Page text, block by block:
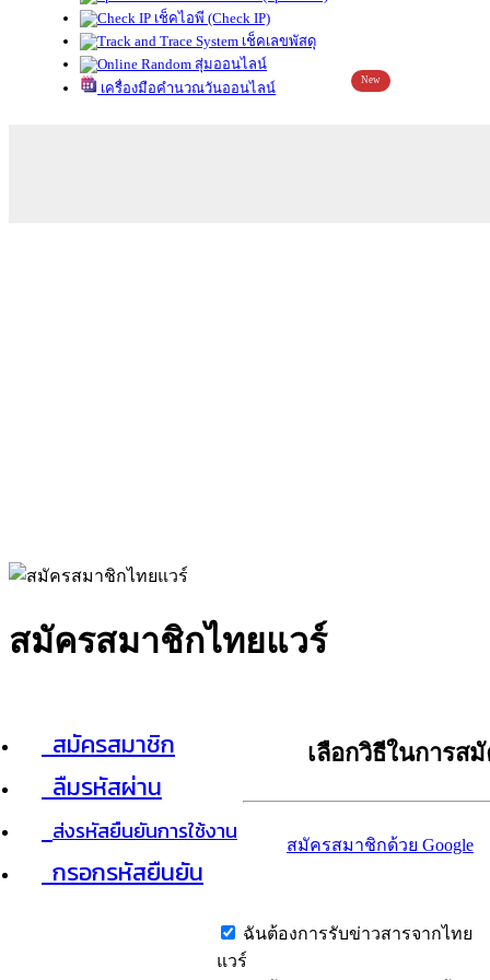
เช็คไอพี (Check IP)
เช็คเลขพัสดุ
สุ่มออนไลน์
เครื่องมือคำนวณวันออนไลน์
New
สมัครสมาชิกไทยแวร์
สมัครสมาชิก
ลืมรหัสผ่าน
ส่งรหัสยืนยันการใช้งาน
กรอกรหัสยืนยัน
เลือกวิธีในการส
สมัครสมาชิกด้วย Google
ฉันต้องการรับข่าวสารจากไทย
แวร์